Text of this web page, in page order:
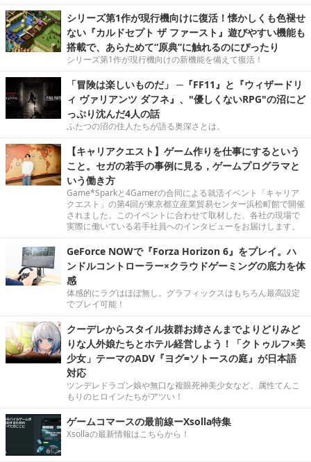
シリーズ第1作が現行機向けに復活！懐かしくも色褪せ
ない『カルドセプト ザ ファースト』遊びやすい機能も
搭載で、あらためて“原典”に触れるのにぴったり
シリーズ第1作が現行機向けの新機能を備えて復活！
「冒険は楽しいものだ」 ─『FF11』と『ウィザードリ
ィ ヴァリアンツ ダフネ』、"優しくないRPG"の沼にど
っぷり沈んだ4人の話
ふたつの沼の住人たちが語る奥深さとは。
【キャリアクエスト】ゲーム作りを仕事にするという
こと。セガの若手の事例に見る，ゲームプログラマと
いう働き方
Game*Sparkと4Gamerの合同による就活イベント「キャリア
クエスト」の第4回が東京都立産業貿易センター浜松町館で開催
されました。このイベントに合わせて取材した、各社の現場で
実際に働いている若手社員へのインタビューをお届けします。
GeForce NOWで『Forza Horizon 6』をプレイ。ハ
ンドルコントローラー×クラウドゲーミングの底力を体
感
体感的にラグはほぼ無し。グラフィックスはもちろん最高設定
でプレイ可能！
クーデレからスタイル抜群お姉さんまでよりどりみど
りな人外娘たちとホテル経営しよう！「クトゥルフ×美
少女」テーマのADV『ヨグ=ソトースの庭』が日本語
対応
ツンデレドラゴン娘や無口な複眼死神美少女など、属性てんこ
もりのヒロインたちがアツい！
ゲームコマースの最前線ーXsolla特集
Xsollaの最新情報はこちらから！